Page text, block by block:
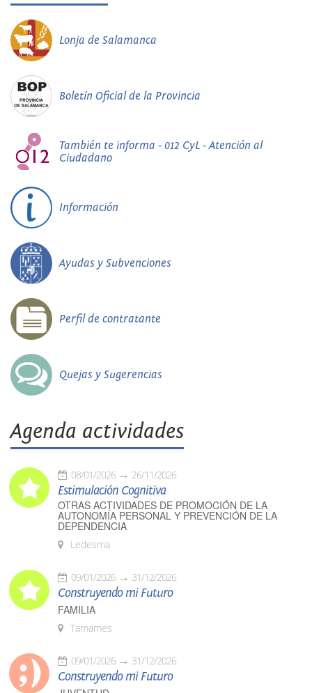
Lonja de Salamanca
Boletín Oficial de la Provincia
También te informa - 012 CyL - Atención al
Ciudadano
Información
Ayudas y Subvenciones
Perfil de contratante
Quejas y Sugerencias
Agenda actividades
08/01/2026 26/11/2026
Estimulación Cognitiva
OTRAS ACTIVIDADES DE PROMOCIÓN DE LA
AUTONOMÍA PERSONAL Y PREVENCIÓN DE LA
DEPENDENCIA
Ledesma
09/01/2026 31/12/2026
Construyendo mi Futuro
FAMILIA
Tamames
09/01/2026 31/12/2026
Construyendo mi Futuro